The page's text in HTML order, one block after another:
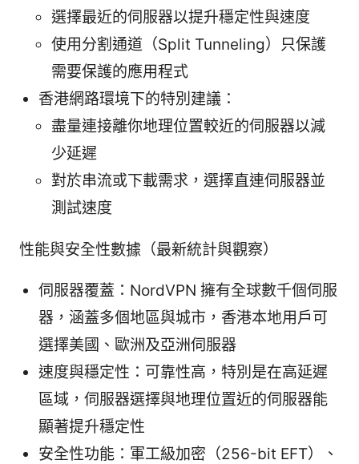
選擇最近的伺服器以提升穩定性與速度
使用分割通道（Split Tunneling）只保護
需要保護的應用程式
香港網路環境下的特別建議：
盡量連接離你地理位置較近的伺服器以減
少延遲
對於串流或下載需求，選擇直連伺服器並
測試速度
性能與安全性數據（最新統計與觀察）
伺服器覆蓋：NordVPN 擁有全球數千個伺服
器，涵蓋多個地區與城市，香港本地用戶可
選擇美國、歐洲及亞洲伺服器
速度與穩定性：可靠性高，特別是在高延遲
區域，伺服器選擇與地理位置近的伺服器能
顯著提升穩定性
安全性功能：軍工級加密（256-bit EFT）、